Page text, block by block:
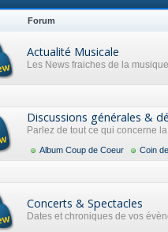
Forum
Actualité Musicale
Les News fraiches de la musique
Discussions générales &
Parlez de tout ce qui concerne
Album Coup de Coeur Coin
Concerts & Spectacles
Dates et chroniques de vos